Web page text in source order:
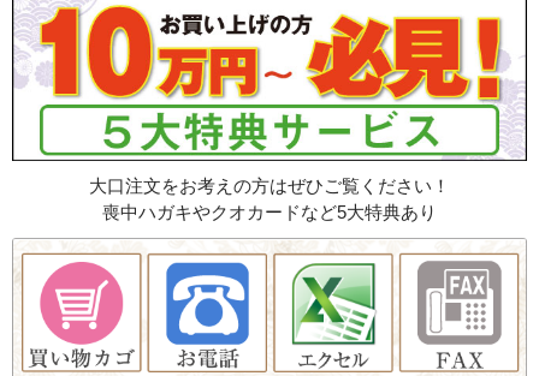
大口注文をお考えの方はぜひご覧ください！
喪中ハガキやクオカードなど5大特典あり